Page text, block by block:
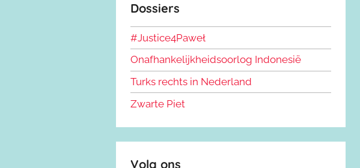
Dossiers
#Justice4Paweł
Onafhankelijkheidsoorlog Indonesië
Turks rechts in Nederland
Zwarte Piet
Volg ons